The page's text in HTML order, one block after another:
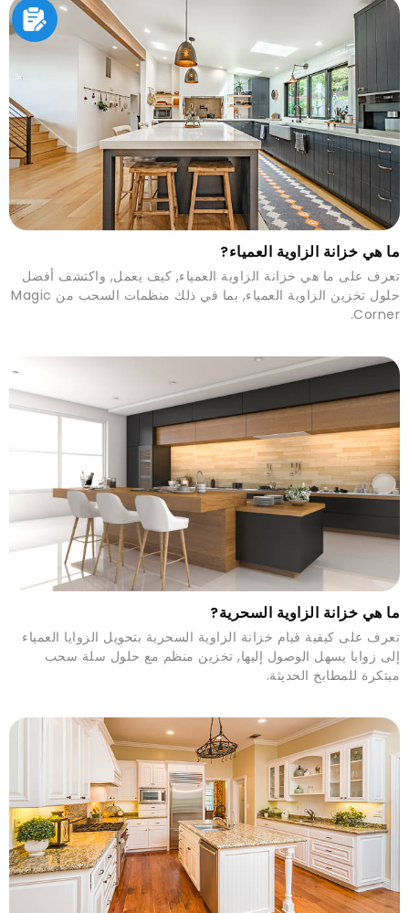
ما هي خزانة الزاوية العمياء?
تعرف على ما هي خزانة الزاوية العمياء, كيف يعمل, واكتشف أفضل
حلول تخزين الزاوية العمياء, بما في ذلك منظمات السحب من Magic
Corner.
ما هي خزانة الزاوية السحرية?
تعرف على كيفية قيام خزانة الزاوية السحرية بتحويل الزوايا العمياء
إلى زوايا يسهل الوصول إليها, تخزين منظم مع حلول سلة سحب
مبتكرة للمطابخ الحديثة.